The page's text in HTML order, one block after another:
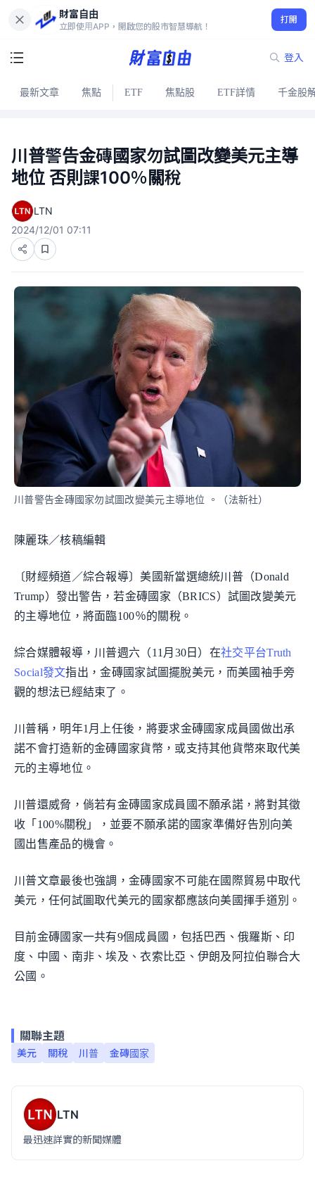
財富自由
立即使用APP，開啟您的股市智慧導航！
打開
登入
最新文章 焦點 ETF 焦點股 ETF詳情 千金股
川普警告金磚國家勿試圖改變美元主導
地位 否則課100％關稅
LTN
2024/12/01 07:11
川普警告金磚國家勿試圖改變美元主導地位 。（法新社）
陳麗珠／核稿編輯
〔財經頻道／綜合報導〕美國新當選總統川普（Donald
Trump）發出警告，若金磚國家（BRICS）試圖改變美元
的主導地位，將面臨100％的關稅。
綜合媒體報導，川普週六（11月30日）在社交平台Truth
Social發文指出，金磚國家試圖擺脫美元，而美國袖手旁
觀的想法已經結束了。
川普稱，明年1月上任後，將要求金磚國家成員國做出承
諾不會打造新的金磚國家貨幣，或支持其他貨幣來取代美
元的主導地位。
川普還威脅，倘若有金磚國家成員國不願承諾，將對其徵
收「100%關稅」，並要不願承諾的國家準備好告別向美
國出售產品的機會。
川普文章最後也強調，金磚國家不可能在國際貿易中取代
美元，任何試圖取代美元的國家都應該向美國揮手道別。
目前金磚國家一共有9個成員國，包括巴西、俄羅斯、印
度、中國、南非、埃及、衣索比亞、伊朗及阿拉伯聯合大
公國。
關聯主題
美元 關稅 川普 金磚國家
LTN
最迅速詳實的新聞媒體